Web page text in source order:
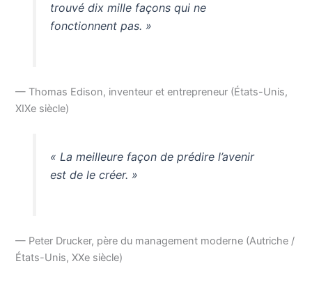
trouvé dix mille façons qui ne
fonctionnent pas. »
— Thomas Edison, inventeur et entrepreneur (États-Unis,
XIXe siècle)
« La meilleure façon de prédire l’avenir
est de le créer. »
— Peter Drucker, père du management moderne (Autriche /
États-Unis, XXe siècle)